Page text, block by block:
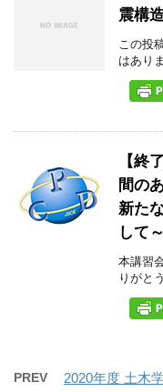
震構
この投
はあり
【終
間の
新た
して～
本講習
りがと
PREV 2020年度 土木